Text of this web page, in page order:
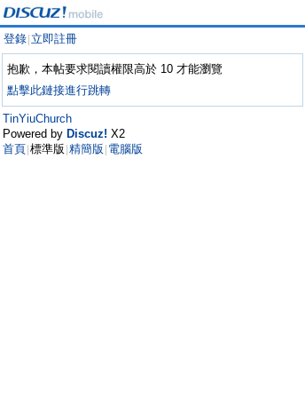
登錄 立即註冊
抱歉，本帖要求閱讀權限高於 10 才能瀏覽
點擊此鏈接進行跳轉
TinYiuChurch
Powered by Discuz! X2
首頁 標準版 精簡版 電腦版